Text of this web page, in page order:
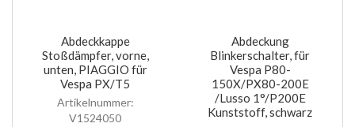
Abdeckkappe
Stoßdämpfer, vorne,
unten, PIAGGIO für
Vespa PX/T5
Artikelnummer:
V1524050
Abdeckung
Blinkerschalter, für
Vespa P80-
150X/PX80-200E
/Lusso 1°/P200E
Kunststoff, schwarz